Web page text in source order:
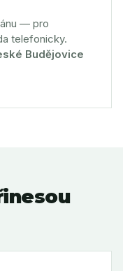
— pro
telefonicky.
Budějovice